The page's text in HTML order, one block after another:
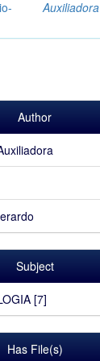
Auxiliadora
Author
Subject
[7]
Has File(s)